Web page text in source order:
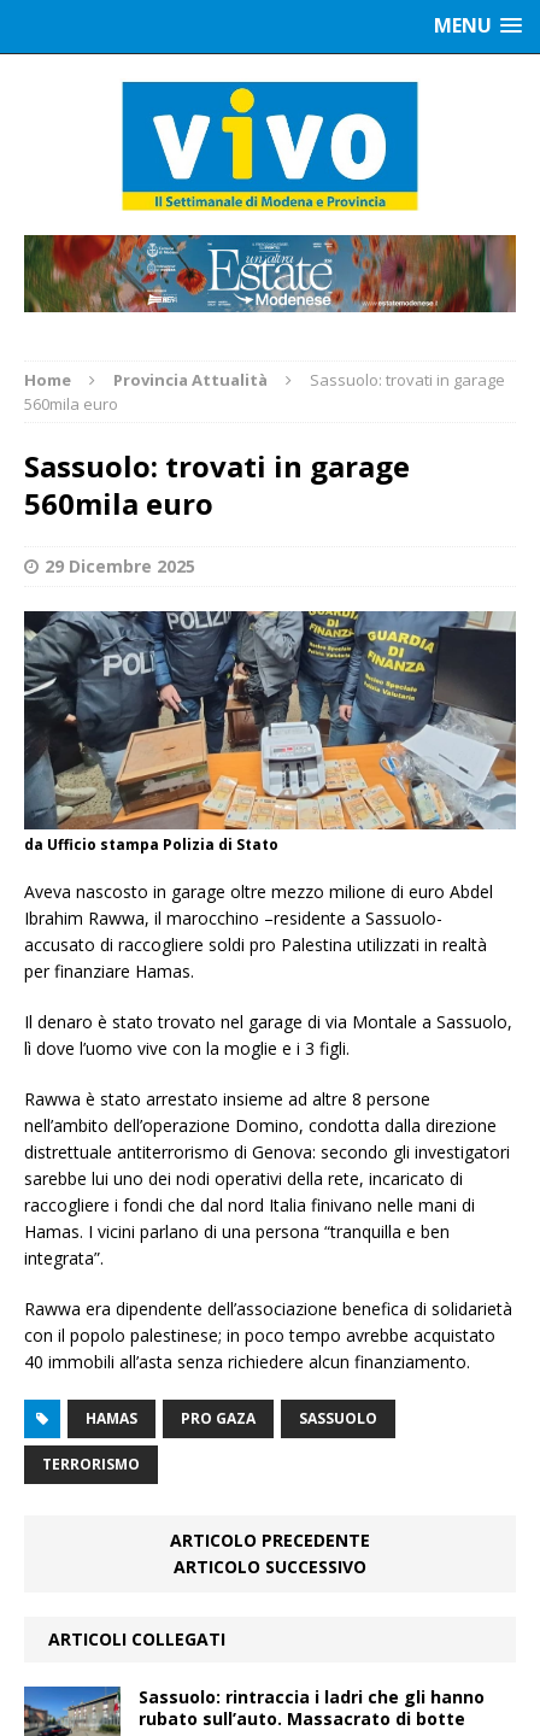
MENU
Home Provincia Attualità
Sassuolo: trovati in garage
560mila euro
Sassuolo: trovati in garage
560mila euro
29 Dicembre 2025
da Ufficio stampa Polizia di Stato
Aveva nascosto in garage oltre mezzo milione di euro Abdel
Ibrahim Rawwa, il marocchino –residente a Sassuolo-
accusato di raccogliere soldi pro Palestina utilizzati in realtà
per finanziare Hamas.
Il denaro è stato trovato nel garage di via Montale a Sassuolo,
lì dove l’uomo vive con la moglie e i 3 figli.
Rawwa è stato arrestato insieme ad altre 8 persone
nell’ambito dell’operazione Domino, condotta dalla direzione
distrettuale antiterrorismo di Genova: secondo gli investigatori
sarebbe lui uno dei nodi operativi della rete, incaricato di
raccogliere i fondi che dal nord Italia finivano nelle mani di
Hamas. I vicini parlano di una persona “tranquilla e ben
integrata”.
Rawwa era dipendente dell’associazione benefica di solidarietà
con il popolo palestinese; in poco tempo avrebbe acquistato
40 immobili all’asta senza richiedere alcun finanziamento.
HAMAS PRO GAZA SASSUOLO
TERRORISMO
ARTICOLO PRECEDENTE
ARTICOLO SUCCESSIVO
ARTICOLI COLLEGATI
Sassuolo: rintraccia i ladri che gli hanno
rubato sull’auto. Massacrato di botte